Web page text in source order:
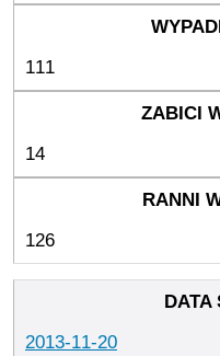
111
14
126
2013-11-20